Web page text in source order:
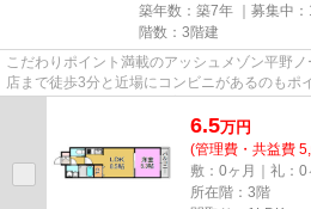
築年数：築7年 ｜募集中：
階数：3階建
こだわりポイント満載のアッシュメゾン平野
店まで徒歩3分と近場にコンビニがあるのもポ
使い勝手もいいです♪落ち着き...
6.5万円
(管理費・共益費
敷：0ヶ月｜礼：0
所在階：3階